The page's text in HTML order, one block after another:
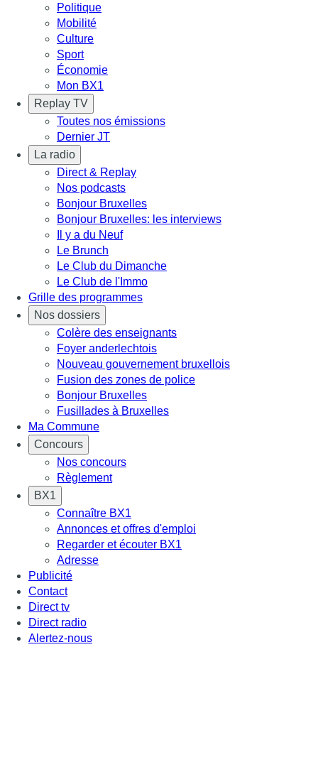
Politique
Mobilité
Culture
Sport
Économie
Mon BX1
Replay TV
Toutes nos émissions
Dernier JT
La radio
Direct & Replay
Nos podcasts
Bonjour Bruxelles
Bonjour Bruxelles: les interviews
Il y a du Neuf
Le Brunch
Le Club du Dimanche
Le Club de l'Immo
Grille des programmes
Nos dossiers
Colère des enseignants
Foyer anderlechtois
Nouveau gouvernement bruxellois
Fusion des zones de police
Bonjour Bruxelles
Fusillades à Bruxelles
Ma Commune
Concours
Nos concours
Règlement
BX1
Connaître BX1
Annonces et offres d'emploi
Regarder et écouter BX1
Adresse
Publicité
Contact
Direct tv
Direct radio
Alertez-nous